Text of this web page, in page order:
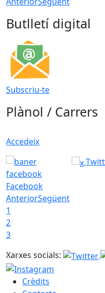
Butlletí digital
Subscriu-te
Plànol / Carrers
Accedeix
Facebook
AnteriorSegüent
1
2
3
Xarxes socials:
Crèdits